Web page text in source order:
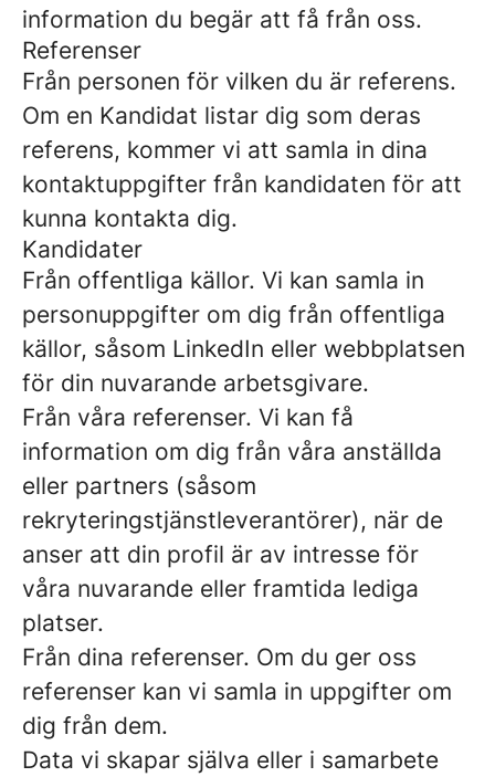
information du begär att få från oss.
Referenser
Från personen för vilken du är referens.
Om en Kandidat listar dig som deras
referens, kommer vi att samla in dina
kontaktuppgifter från kandidaten för att
kunna kontakta dig.
Kandidater
Från offentliga källor. Vi kan samla in
personuppgifter om dig från offentliga
källor, såsom LinkedIn eller webbplatsen
för din nuvarande arbetsgivare.
Från våra referenser. Vi kan få
information om dig från våra anställda
eller partners (såsom
rekryteringstjänstleverantörer), när de
anser att din profil är av intresse för
våra nuvarande eller framtida lediga
platser.
Från dina referenser. Om du ger oss
referenser kan vi samla in uppgifter om
dig från dem.
Data vi skapar själva eller i samarbete